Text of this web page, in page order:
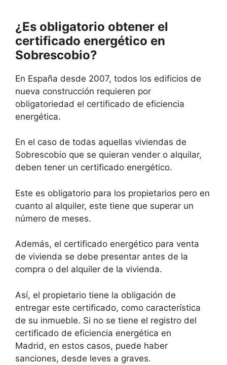
¿Es obligatorio obtener el
certificado energético en
Sobrescobio?
En España desde 2007, todos los edificios de
nueva construcción requieren por
obligatoriedad el certificado de eficiencia
energética.
En el caso de todas aquellas viviendas de
Sobrescobio que se quieran vender o alquilar,
deben tener un certificado energético.
Este es obligatorio para los propietarios pero en
cuanto al alquiler, este tiene que superar un
número de meses.
Además, el certificado energético para venta
de vivienda se debe presentar antes de la
compra o del alquiler de la vivienda.
Así, el propietario tiene la obligación de
entregar este certificado, como característica
de su inmueble. Si no se tiene el registro del
certificado de eficiencia energética en
Madrid, en estos casos, puede haber
sanciones, desde leves a graves.